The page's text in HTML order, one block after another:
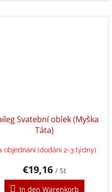
Svatební oblek (Myška
Táta)
objednání (dodání 2-3 týdny)
€19,16/ St
In den Warenkorb